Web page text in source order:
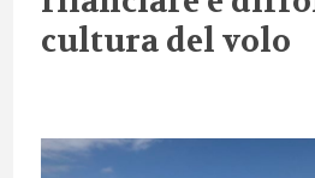
cultura del volo